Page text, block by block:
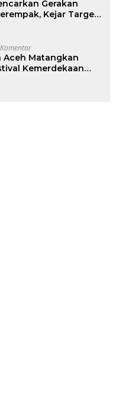
Gerakan
Kejar Target
Aceh Matangkan
Kemerdekaan